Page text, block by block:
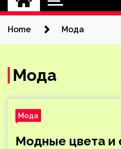
Home Мода
Мода
Мода
Модные цвета и